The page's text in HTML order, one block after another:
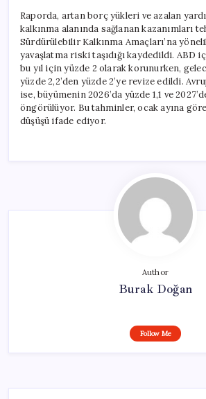
Raporda, artan borç yükleri ve azalan
kalkınma alanında sağlanan kazanımları
Sürdürülebilir Kalkınma Amaçları’na
yavaşlatma riski taşıdığı kaydedildi. ABD
bu yıl için yüzde 2 olarak korunurken,
yüzde 2,2’den yüzde 2’ye revize edildi.
ise, büyümenin 2026’da yüzde 1,1 ve
öngörülüyor. Bu tahminler, ocak ayına
düşüşü ifade ediyor.
Author
Burak Doğan
Follow Me